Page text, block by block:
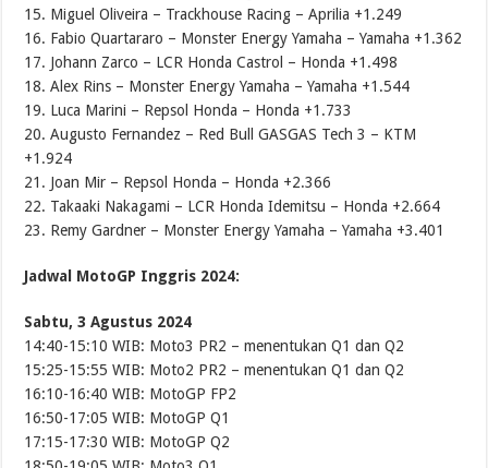
15. Miguel Oliveira – Trackhouse Racing – Aprilia +1.249
16. Fabio Quartararo – Monster Energy Yamaha – Yamaha +1.362
17. Johann Zarco – LCR Honda Castrol – Honda +1.498
18. Alex Rins – Monster Energy Yamaha – Yamaha +1.544
19. Luca Marini – Repsol Honda – Honda +1.733
20. Augusto Fernandez – Red Bull GASGAS Tech 3 – KTM
+1.924
21. Joan Mir – Repsol Honda – Honda +2.366
22. Takaaki Nakagami – LCR Honda Idemitsu – Honda +2.664
23. Remy Gardner – Monster Energy Yamaha – Yamaha +3.401
Jadwal MotoGP Inggris 2024:
Sabtu, 3 Agustus 2024
14:40-15:10 WIB: Moto3 PR2 – menentukan Q1 dan Q2
15:25-15:55 WIB: Moto2 PR2 – menentukan Q1 dan Q2
16:10-16:40 WIB: MotoGP FP2
16:50-17:05 WIB: MotoGP Q1
17:15-17:30 WIB: MotoGP Q2